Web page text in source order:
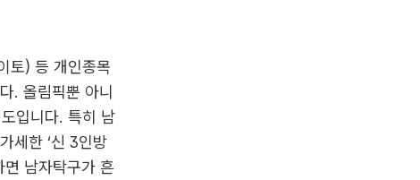
토) 등 개인종목
. 올림픽뿐 아니
입니다. 특히 남
세한 ‘신 3인방
남자탁구가 흔